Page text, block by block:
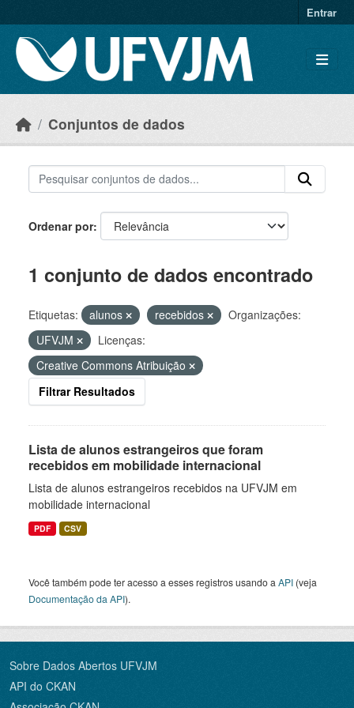
Entrar
Conjuntos de dados
Ordenar por
1 conjunto de dados encontrado
Etiquetas: alunos recebidos
Organizações:
UFVJM
Licenças:
Creative Commons Atribuição
Filtrar Resultados
Lista de alunos estrangeiros que foram
recebidos em mobilidade internacional
Lista de alunos estrangeiros recebidos na UFVJM em
mobilidade internacional
PDF CSV
Você também pode ter acesso a esses registros usando a API (veja
Documentação da API).
Sobre Dados Abertos UFVJM
API do CKAN